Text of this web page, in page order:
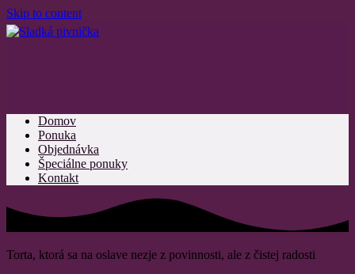
Skip to content
Domov
Ponuka
Objednávka
Špeciálne ponuky
Kontakt
Torta, ktorá sa na oslave nezje z povinnosti, ale z čistej radosti